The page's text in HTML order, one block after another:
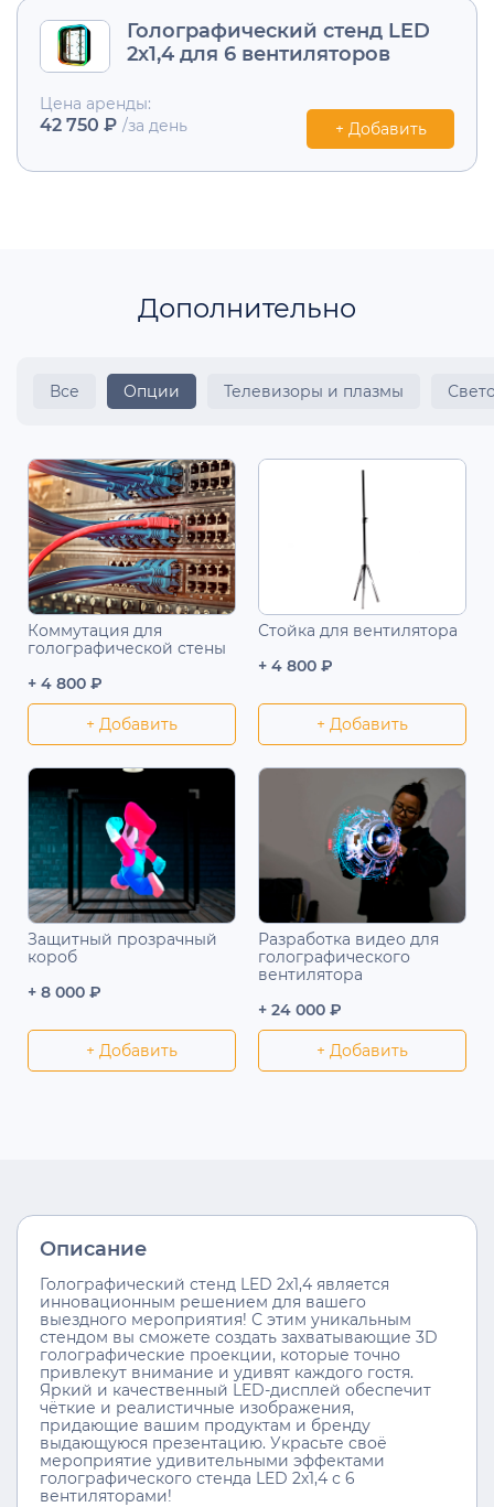
Голографический стенд LED
2х1,4 для 6 вентиляторов
Цена аренды:
42 750 ₽ /за день + Добавить
Дополнительно
Все Опции Телевизоры и плазмы
Коммутация для
голографической стены
+ 4 800 ₽
+ Добавить
Стойка для вентилятора
+ 4 800 ₽
+ Добавить
Защитный прозрачный
короб
+ 8 000 ₽
+ Добавить
Разработка видео для
голографического
вентилятора
+ 24 000 ₽
+ Добавить
Описание
Голографический стенд LED 2х1,4 является
инновационным решением для вашего
выездного мероприятия! С этим уникальным
стендом вы сможете создать захватывающие 3D
голографические проекции, которые точно
привлекут внимание и удивят каждого гостя.
Яркий и качественный LED-дисплей обеспечит
чёткие и реалистичные изображения,
придающие вашим продуктам и бренду
выдающуюся презентацию. Украсьте своё
мероприятие удивительными эффектами
голографического стенда LED 2х1,4 с 6
вентиляторами!